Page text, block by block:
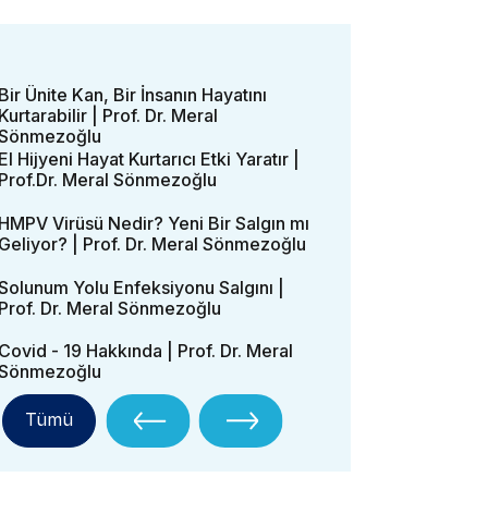
Bir Ünite Kan, Bir İnsanın Hayatını
Kurtarabilir | Prof. Dr. Meral
El Hijyeni Hayat Kurtarıcı Etki Yaratır |
Prof.Dr. Meral Sönmezoğlu
HMPV Virüsü Nedir? Yeni Bir Salgın mı
Geliyor? | Prof. Dr. Meral Sönmezoğlu
Yolu Enfeksiyonu Salgını |
Prof. Dr. Meral Sönmezoğlu
Covid - 19 Hakkında | Prof. Dr. Meral
Tümü